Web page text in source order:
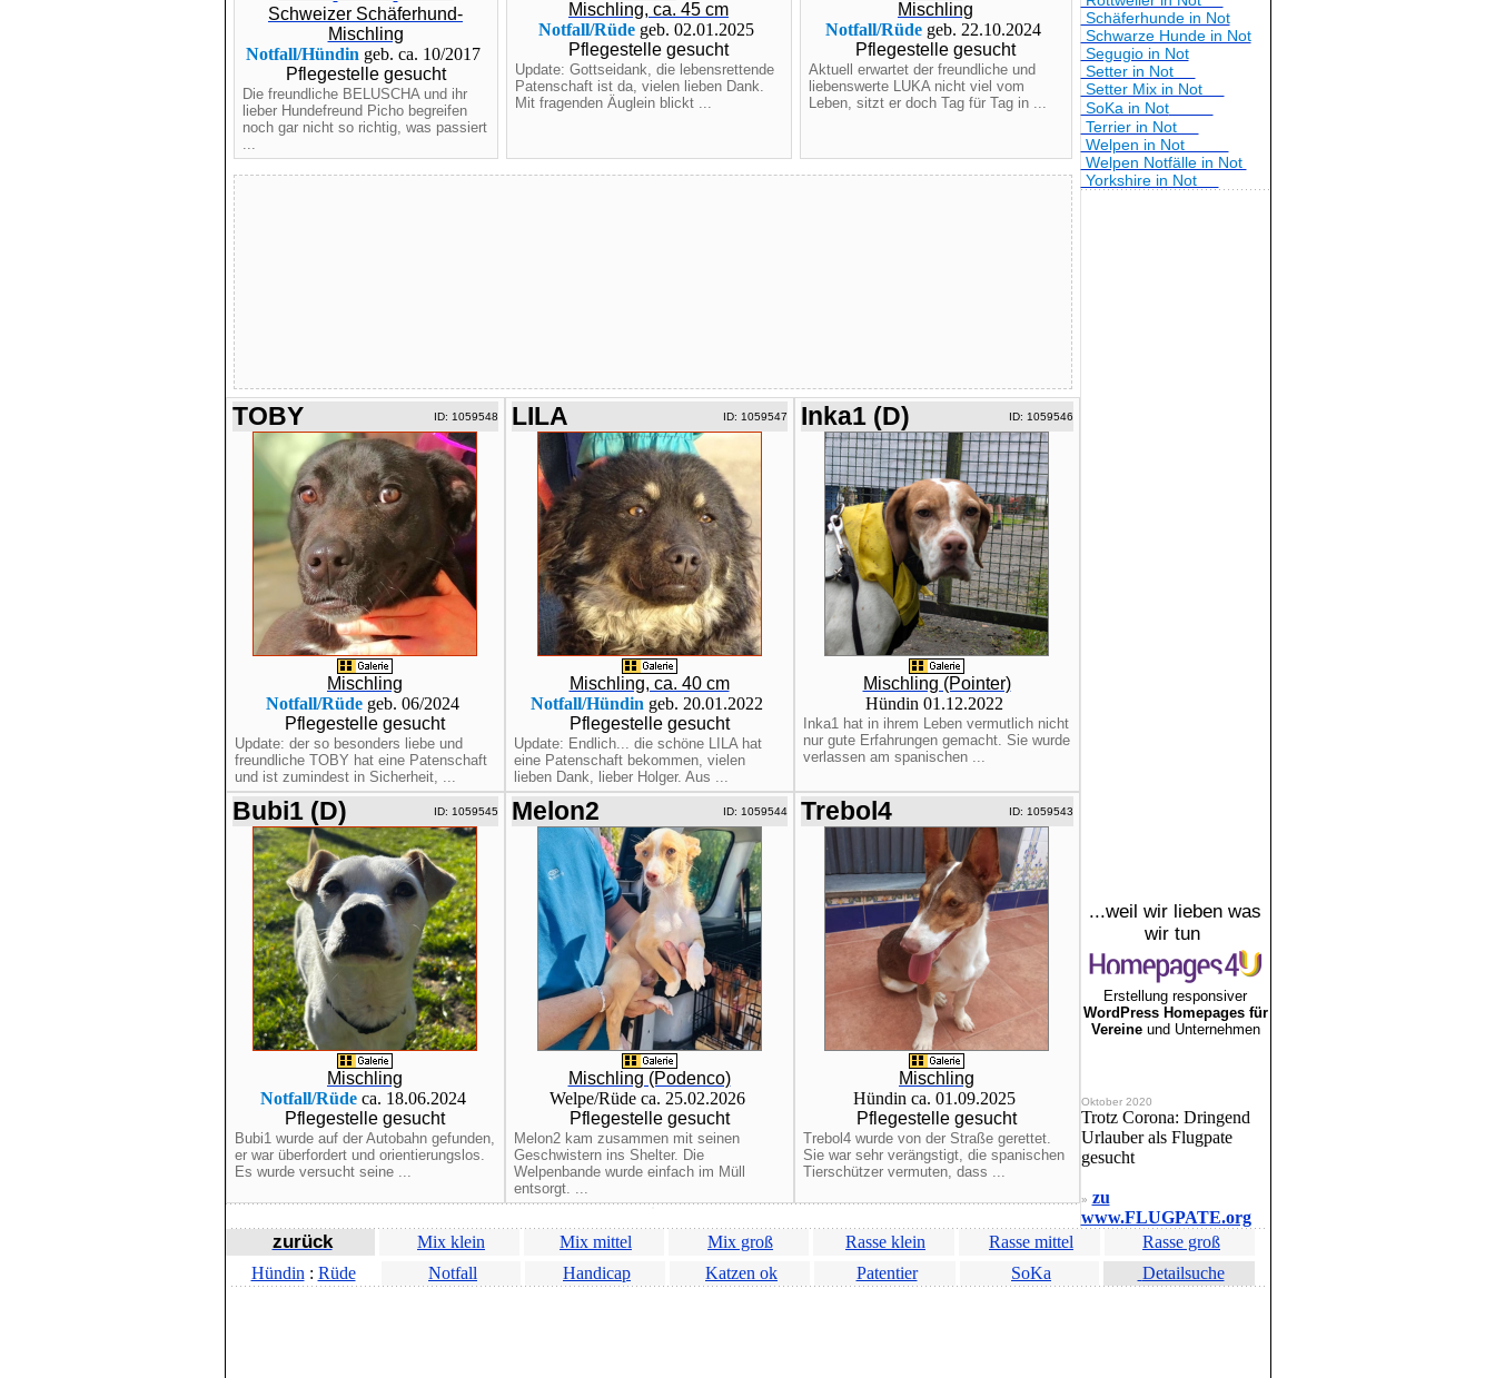
Schweizer Schäferhund-
Mischling
Notfall/Hündin geb. ca. 10/2017
Pflegestelle gesucht
Die freundliche BELUSCHA und ihr
lieber Hundefreund Picho begreifen
noch gar nicht so richtig, was passiert
...
Mischling, ca. 45 cm
Notfall/Rüde geb. 02.01.2025
Pflegestelle gesucht
Update: Gottseidank, die lebensrettende
Patenschaft ist da, vielen lieben Dank.
Mit fragenden Äuglein blickt ...
Mischling
Notfall/Rüde geb. 22.10.2024
Pflegestelle gesucht
Aktuell erwartet der freundliche und
liebenswerte LUKA nicht viel vom
Leben, sitzt er doch Tag für Tag in ...
TOBY ID: 1059548
Mischling
Notfall/Rüde geb. 06/2024
Pflegestelle gesucht
Update: der so besonders liebe und
freundliche TOBY hat eine Patenschaft
und ist zumindest in Sicherheit, ...
LILA ID: 1059547
Mischling, ca. 40 cm
Notfall/Hündin geb. 20.01.2022
Pflegestelle gesucht
Update: Endlich... die schöne LILA hat
eine Patenschaft bekommen, vielen
lieben Dank, lieber Holger. Aus ...
Inka1 (D) ID: 1059546
Mischling (Pointer)
Hündin 01.12.2022
Inka1 hat in ihrem Leben vermutlich nicht
nur gute Erfahrungen gemacht. Sie wurde
verlassen am spanischen ...
Bubi1 (D) ID: 1059545
Mischling
Notfall/Rüdeca. 18.06.2024
Pflegestelle gesucht
Bubi1 wurde auf der Autobahn gefunden,
er war überfordert und orientierungslos.
Es wurde versucht seine ...
Melon2 ID: 1059544
Mischling (Podenco)
Welpe/Rüde ca. 25.02.2026
Pflegestelle gesucht
Melon2 kam zusammen mit seinen
Geschwistern ins Shelter. Die
Welpenbande wurde einfach im Müll
entsorgt. ...
Trebol4 ID: 1059543
Mischling
Hündin ca. 01.09.2025
Pflegestelle gesucht
Trebol4 wurde von der Straße gerettet.
Sie war sehr verängstigt, die spanischen
Tierschützer vermuten, dass ...
Schäferhunde in Not
Schwarze Hunde in Not
Segugio in Not
Setter in Not
Setter Mix in Not
SoKa in Not
Terrier in Not
Welpen in Not
Welpen Notfälle in Not
Yorkshire in Not
...weil wir lieben was
wir tun
Erstellung responsiver
WordPress Homepages für
Vereineund Unternehmen
Oktober 2020
Trotz Corona: Dringend
Urlauber als Flugpate
gesucht
» zu
www.FLUGPATE.org
zurück Mix klein Mix mittel Mix groß Rasse klein Rasse mittel
Rasse groß
Hündin : Rüde Notfall Handicap Katzen ok Patentier SoKa Detailsuche